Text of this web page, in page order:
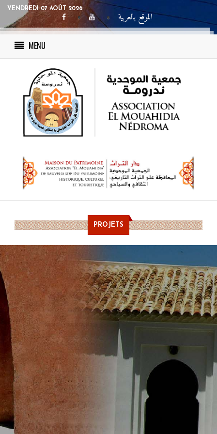
VENDREDI 07 AOÛT 2026
الموقع بالعربية
MENU
PROJETS